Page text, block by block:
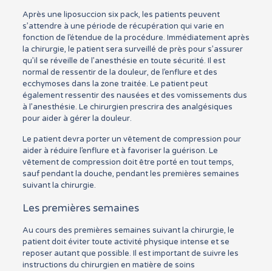
Après une liposuccion six pack, les patients peuvent
s’attendre à une période de récupération qui varie en
fonction de l’étendue de la procédure. Immédiatement après
la chirurgie, le patient sera surveillé de près pour s’assurer
qu’il se réveille de l’anesthésie en toute sécurité. Il est
normal de ressentir de la douleur, de l’enflure et des
ecchymoses dans la zone traitée. Le patient peut
également ressentir des nausées et des vomissements dus
à l’anesthésie. Le chirurgien prescrira des analgésiques
pour aider à gérer la douleur.
Le patient devra porter un vêtement de compression pour
aider à réduire l’enflure et à favoriser la guérison. Le
vêtement de compression doit être porté en tout temps,
sauf pendant la douche, pendant les premières semaines
suivant la chirurgie.
Les premières semaines
Au cours des premières semaines suivant la chirurgie, le
patient doit éviter toute activité physique intense et se
reposer autant que possible. Il est important de suivre les
instructions du chirurgien en matière de soins